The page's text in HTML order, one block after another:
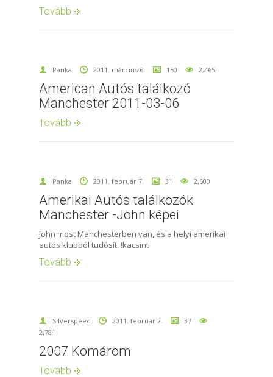
Tovább
Panka 2011. március 6. 150 2,465
American Autós találkozó
Manchester 2011-03-06
Tovább
Panka 2011. február 7. 31 2,600
Amerikai Autós találkozók
Manchester -John képei
John most Manchesterben van, és a helyi amerikai
autós klubból tudósít. !kacsint
Tovább
Silverspeed 2011. február 2.
37
2,781
2007 Komárom
Tovább